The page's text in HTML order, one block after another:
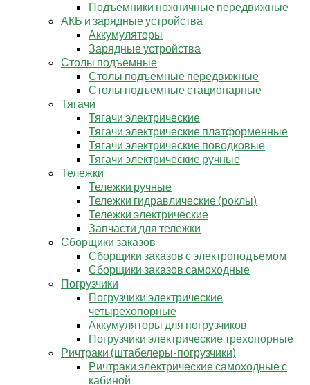
Подъемники ножничные передвижные
АКБ и зарядные устройства
Аккумуляторы
Зарядные устройства
Столы подъемные
Столы подъемные передвижные
Столы подъемные стационарные
Тягачи
Тягачи электрические
Тягачи электрические платформенные
Тягачи электрические поводковые
Тягачи электрические ручные
Тележки
Тележки ручные
Тележки гидравлические (роклы)
Тележки электрические
Запчасти для тележки
Сборщики заказов
Сборщики заказов с электроподъемом
Сборщики заказов самоходные
Погрузчики
Погрузчики электрические
четырехопорные
Аккумуляторы для погрузчиков
Погрузчики электрические трехопорные
Ричтраки (штабелеры-погрузчики)
Ричтраки электрические самоходные с
кабиной